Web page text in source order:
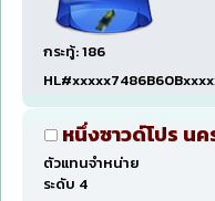
กระทู้: 186
หนึ่งซาวด์โปร น
ตัวแทนจำหน่าย
ระดับ 4